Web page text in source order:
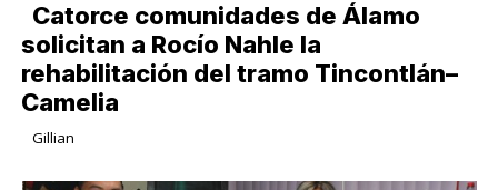
Catorce comunidades de Álamo
solicitan a Rocío Nahle la
rehabilitación del tramo Tincontlán–
Camelia
Gillian